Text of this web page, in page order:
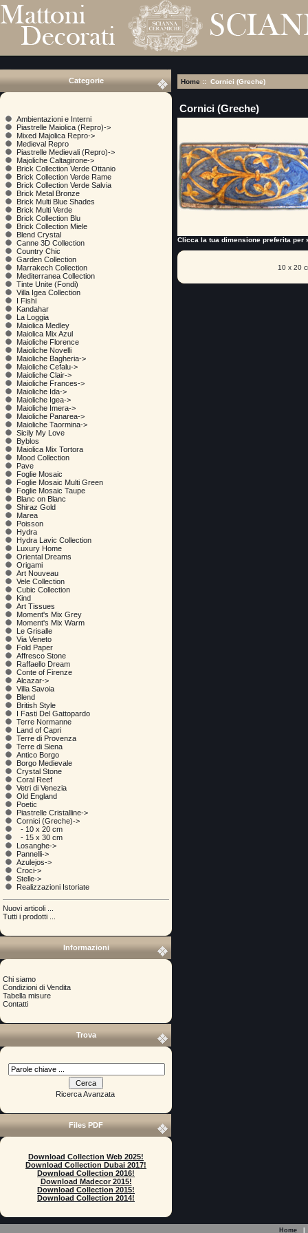
Categorie
Ambientazioni e Interni
Piastrelle Maiolica (Repro)->
Mixed Majolica Repro->
Medieval Repro
Piastrelle Medievali (Repro)->
Majoliche Caltagirone->
Brick Collection Verde Ottanio
Brick Collection Verde Rame
Brick Collection Verde Salvia
Brick Metal Bronze
Brick Multi Blue Shades
Brick Multi Verde
Brick Collection Blu
Brick Collection Miele
Blend Crystal
Canne 3D Collection
Country Chic
Garden Collection
Marrakech Collection
Mediterranea Collection
Tinte Unite (Fondi)
Villa Igea Collection
I Fishi
Kandahar
La Loggia
Maiolica Medley
Maiolica Mix Azul
Maioliche Florence
Maioliche Novelli
Maioliche Bagheria->
Maioliche Cefalu->
Maioliche Clair->
Maioliche Frances->
Maioliche Ida->
Maioliche Igea->
Maioliche Imera->
Maioliche Panarea->
Maioliche Taormina->
Sicily My Love
Byblos
Maiolica Mix Tortora
Mood Collection
Pave
Foglie Mosaic
Foglie Mosaic Multi Green
Foglie Mosaic Taupe
Blanc on Blanc
Shiraz Gold
Marea
Poisson
Hydra
Hydra Lavic Collection
Luxury Home
Oriental Dreams
Origami
Art Nouveau
Vele Collection
Cubic Collection
Kind
Art Tissues
Moment's Mix Grey
Moment's Mix Warm
Le Grisalle
Via Veneto
Fold Paper
Affresco Stone
Raffaello Dream
Conte of Firenze
Alcazar->
Villa Savoia
Blend
British Style
I Fasti Del Gattopardo
Terre Normanne
Land of Capri
Terre di Provenza
Terre di Siena
Antico Borgo
Borgo Medievale
Crystal Stone
Coral Reef
Vetri di Venezia
Old England
Poetic
Piastrelle Cristalline->
Cornici (Greche)->
- 10 x 20 cm
- 15 x 30 cm
Losanghe->
Pannelli->
Azulejos->
Croci->
Stelle->
Realizzazioni Istoriate
Nuovi articoli ...
Tutti i prodotti ...
Informazioni
Chi siamo
Condizioni di Vendita
Tabella misure
Contatti
Trova
Ricerca Avanzata
Files PDF
Download Collection Web 2025!
Download Collection Dubai 2017!
Download Collection 2016!
Download Madecor 2015!
Download Collection 2015!
Download Collection 2014!
Home :: Cornici (Greche)
Cornici (Greche)
Clicca la tua dimensione preferita
10 x 20
Home